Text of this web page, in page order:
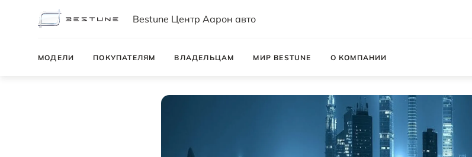
Bestune Центр Аарон авто
МОДЕЛИ ПОКУПАТЕЛЯМ ВЛАДЕЛЬЦАМ МИР BESTUNE О КОМПАНИИ